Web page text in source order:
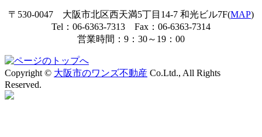
〒530-0047 大阪市北区西天満5丁目14-7 和光ビル7F(MAP)
Tel：06-6363-7313 Fax：06-6363-7314
営業時間：9：30～19：00
Copyright © 大阪市のワンズ不動産 Co.Ltd., All Rights
Reserved.